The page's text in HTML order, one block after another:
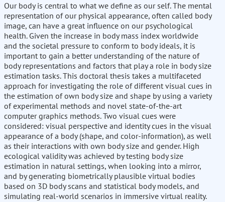
Our body is central to what we define as our self. The mental
representation of our physical appearance, often called body
image, can have a great influence on our psychological
health. Given the increase in body mass index worldwide
and the societal pressure to conform to body ideals, it is
important to gain a better understanding of the nature of
body representations and factors that play a role in body size
estimation tasks. This doctoral thesis takes a multifaceted
approach for investigating the role of different visual cues in
the estimation of own body size and shape by using a variety
of experimental methods and novel state-of-the-art
computer graphics methods. Two visual cues were
considered: visual perspective and identity cues in the visual
appearance of a body (shape, and color-information), as well
as their interactions with own body size and gender. High
ecological validity was achieved by testing body size
estimation in natural settings, when looking into a mirror,
and by generating biometrically plausible virtual bodies
based on 3D body scans and statistical body models, and
simulating real-world scenarios in immersive virtual reality.